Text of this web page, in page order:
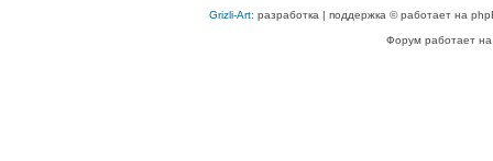
Grizli-Art: разработка | поддержка © работает на
Форум работает